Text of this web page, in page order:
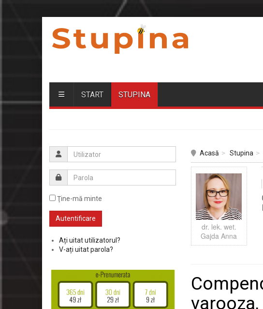
START STUPINA
Acasă Stupina
dr. lek. wet.
Gajda Anna
Ţine-mă minte
Ați uitat utilizatorul?
V-ați uitat parola?